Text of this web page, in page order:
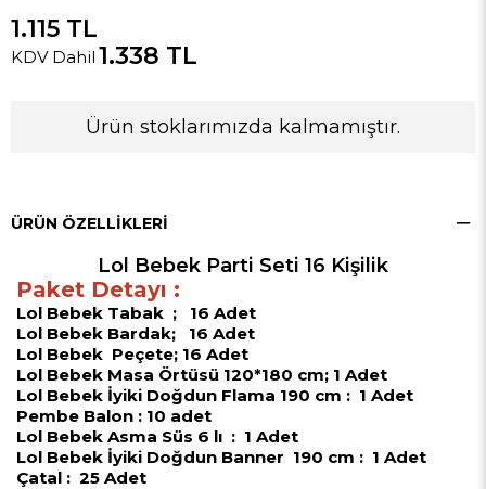
1.115 TL
KDV Dahil 1.338 TL
Ürün stoklarımızda kalmamıştır.
ÜRÜN ÖZELLIKLERI
Lol Bebek Parti Seti 16 Kişilik
Paket Detayı :
Lol Bebek Tabak ; 16 Adet
Lol Bebek Bardak; 16 Adet
Lol Bebek Peçete; 16 Adet
Lol Bebek Masa Örtüsü 120*180 cm; 1 Adet
Lol Bebek İyiki Doğdun Flama 190 cm : 1 Adet
Pembe Balon : 10 adet
Lol Bebek Asma Süs 6 lı : 1 Adet
Lol Bebek İyiki Doğdun Banner 190 cm : 1 Adet
Çatal : 25 Adet